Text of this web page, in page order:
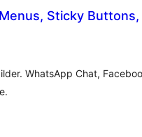
Sticky Buttons,
WhatsApp Chat,